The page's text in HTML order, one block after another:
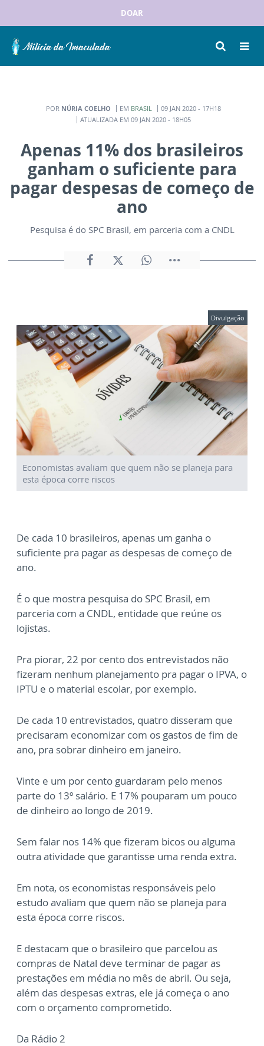
DOAR
POR NÚRIA COELHO EM BRASIL
09 JAN 2020 - 17H18
ATUALIZADA EM 09 JAN 2020 - 18H05
Apenas 11% dos brasileiros
ganham o suficiente para
pagar despesas de começo de
ano
Pesquisa é do SPC Brasil, em parceria com a CNDL
Divulgação
Economistas avaliam que quem não se planeja para
esta época corre riscos
De cada 10 brasileiros, apenas um ganha o
suficiente pra pagar as despesas de começo de
ano.
É o que mostra pesquisa do SPC Brasil, em
parceria com a CNDL, entidade que reúne os
lojistas.
Pra piorar, 22 por cento dos entrevistados não
fizeram nenhum planejamento pra pagar o IPVA, o
IPTU e o material escolar, por exemplo.
De cada 10 entrevistados, quatro disseram que
precisaram economizar com os gastos de fim de
ano, pra sobrar dinheiro em janeiro.
Vinte e um por cento guardaram pelo menos
parte do 13º salário. E 17% pouparam um pouco
de dinheiro ao longo de 2019.
Sem falar nos 14% que fizeram bicos ou alguma
outra atividade que garantisse uma renda extra.
Em nota, os economistas responsáveis pelo
estudo avaliam que quem não se planeja para
esta época corre riscos.
E destacam que o brasileiro que parcelou as
compras de Natal deve terminar de pagar as
prestações em média no mês de abril. Ou seja,
além das despesas extras, ele já começa o ano
com o orçamento comprometido.
Da Rádio 2